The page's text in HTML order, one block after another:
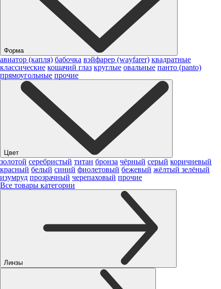
Форма
авиатор (капля) бабочка вэйфарер (wayfarer) квадратные
классические кошачий глаз круглые овальные панто (panto)
прямоугольные прочие
Цвет
золотой серебристый титан бронза чёрный серый коричневый
красный белый синий фиолетовый бежевый жёлтый зелёный
изумруд прозрачный черепаховый прочие
Все товары категории
Линзы